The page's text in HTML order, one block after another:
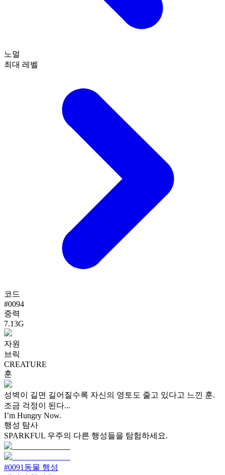
노멀
최대 레벨
코드
#0094
중력
7.13G
자원
브릭
CREATURE
훈
성벽이 길면 길어질수록 자신의 영토도 줄고 있다고 느낀 훈.
조금 걱정이 된다...
I’m Hungry Now.
행성 탐사
SPARKFUL 우주의 다른 행성들을 탐험하세요.
#0091 동물 행성